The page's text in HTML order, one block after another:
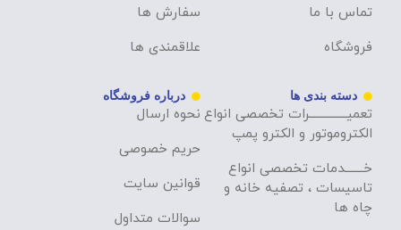
تماس با ما
فروشگاه
سفارش ها
علاقمندی ها
دسته بندی ها
تعمیــــــــــــــرات تخصصی انواع
الکتروموتور و الکترو پمپ
خـــــــدمات تخصصی انواع
تاسیسات ، تصفیه خانه و
چاه ها
درباره فروشگاه
نحوه ارسال
حریم خصوصی
قوانین سایت
سوالات متداول